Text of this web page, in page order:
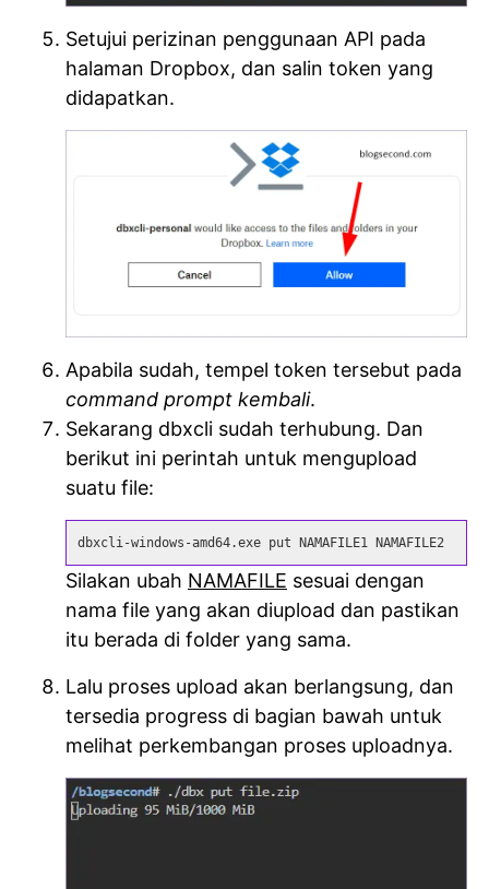
Setujui perizinan penggunaan API pada
halaman Dropbox, dan salin token yang
didapatkan.
Apabila sudah, tempel token tersebut pada
command prompt kembali.
Sekarang dbxcli sudah terhubung. Dan
berikut ini perintah untuk mengupload
suatu file:
dbxcli-windows-amd64.exe put NAMAFILE1 NAMAFILE2
Silakan ubah NAMAFILE sesuai dengan
nama file yang akan diupload dan pastikan
itu berada di folder yang sama.
Lalu proses upload akan berlangsung, dan
tersedia progress di bagian bawah untuk
melihat perkembangan proses uploadnya.